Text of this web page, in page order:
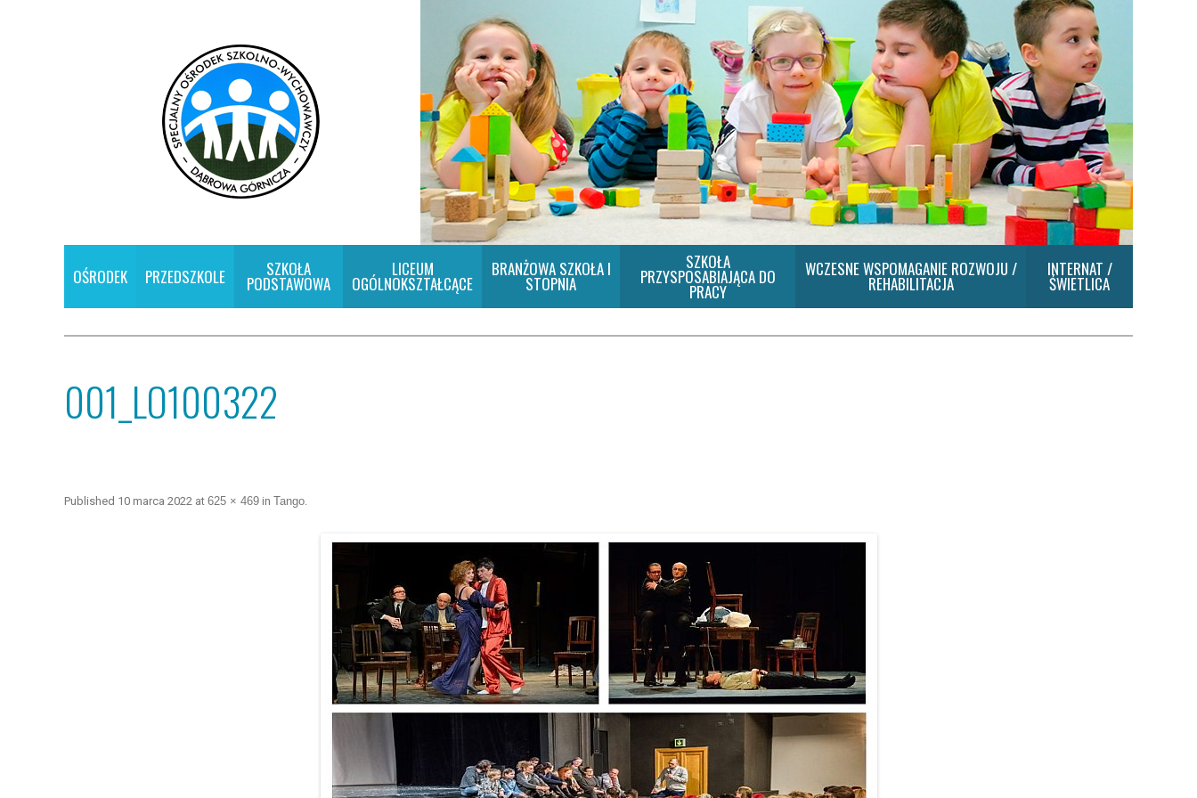
OŚRODEK PRZEDSZKOLE SZKOŁA
PODSTAWOWA
LICEUM
OGÓLNOKSZTAŁCĄCE
BRANŻOWA SZKOŁA I
STOPNIA
SZKOŁA
PRZYSPOSABIAJĄCA DO
PRACY
WCZESNE WSPOMAGANIE ROZWOJU /
REHABILITACJA
INTERNAT /
ŚWIETLICA
001_LO100322
Published 10 marca 2022 at 625 × 469 in Tango.